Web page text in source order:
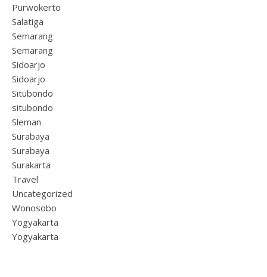
Purwokerto
Salatiga
Semarang
Semarang
Sidoarjo
Sidoarjo
Situbondo
situbondo
Sleman
Surabaya
Surabaya
Surakarta
Travel
Uncategorized
Wonosobo
Yogyakarta
Yogyakarta